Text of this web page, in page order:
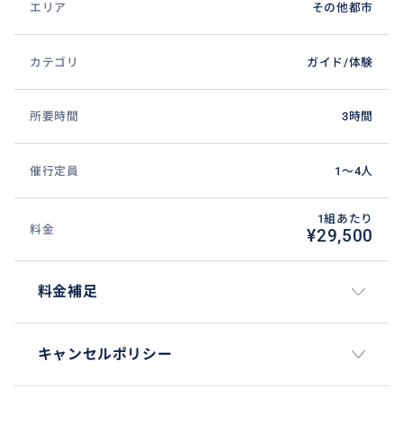
人数：１名様〜4名まで。 ※時間によって料金は調整
可能です。
当日実費をお支払下さい
金）
・その他観光施設などへの入場料や使用料などかかる
エリア その他都市
カテゴリ ガイド/体験
所要時間 3時間
催行定員 1〜4人
料金
1組あたり
¥29,500
料金補足
キャンセルポリシー